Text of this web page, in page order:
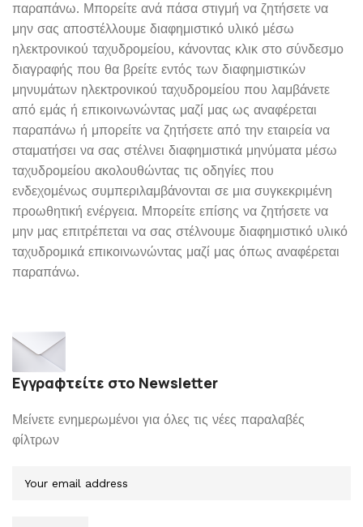
παραπάνω. Μπορείτε ανά πάσα στιγμή να ζητήσετε να
μην σας αποστέλλουμε διαφημιστικό υλικό μέσω
ηλεκτρονικού ταχυδρομείου, κάνοντας κλικ στο σύνδεσμο
διαγραφής που θα βρείτε εντός των διαφημιστικών
μηνυμάτων ηλεκτρονικού ταχυδρομείου που λαμβάνετε
από εμάς ή επικοινωνώντας μαζί μας ως αναφέρεται
παραπάνω ή μπορείτε να ζητήσετε από την εταιρεία να
σταματήσει να σας στέλνει διαφημιστικά μηνύματα μέσω
ταχυδρομείου ακολουθώντας τις οδηγίες που
ενδεχομένως συμπεριλαμβάνονται σε μια συγκεκριμένη
προωθητική ενέργεια. Μπορείτε επίσης να ζητήσετε να
μην μας επιτρέπεται να σας στέλνουμε διαφημιστικό υλικό
ταχυδρομικά επικοινωνώντας μαζί μας όπως αναφέρεται
παραπάνω.
Εγγραφτείτε στο Newsletter
Μείνετε ενημερωμένοι για όλες τις νέες παραλαβές
φίλτρων